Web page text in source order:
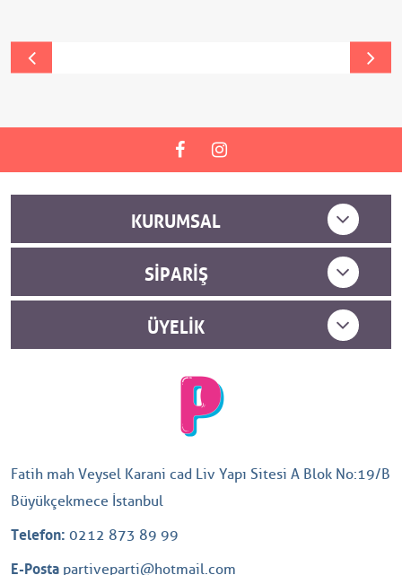
KURUMSAL
SIPARIŞ
ÜYELIK
Fatih mah Veysel Karani cad Liv Yapı Sitesi A Blok No:19/B
Büyükçekmece İstanbul
Telefon: 0212 873 89 99
E-Posta partiveparti@hotmail.com